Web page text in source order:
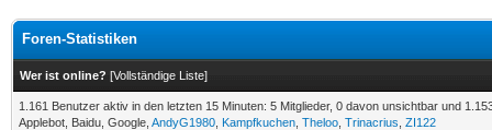
Foren-Statistiken
Wer ist online? [Vollständige Liste]
1.161 Benutzer aktiv in den letzten 15 Minuten: 5 Mitglieder, 0 davon unsichtbar und
Applebot, Baidu, Google, AndyG1980 Kampfkuchen Theloo Trinacrius ZI122